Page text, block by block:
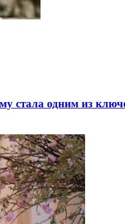
стала одним из